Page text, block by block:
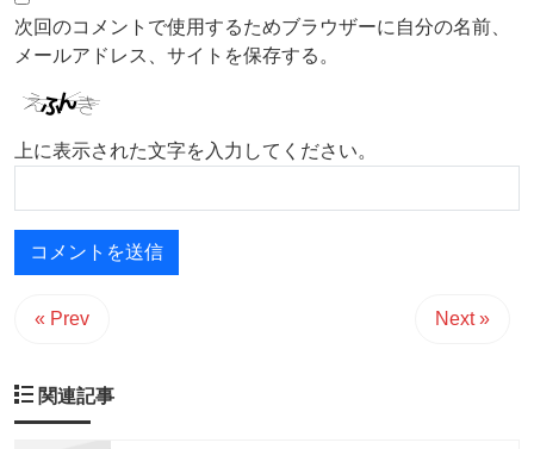
次回のコメントで使用するためブラウザーに自分の名前、
メールアドレス、サイトを保存する。
上に表示された文字を入力してください。
« Prev Next »
関連記事